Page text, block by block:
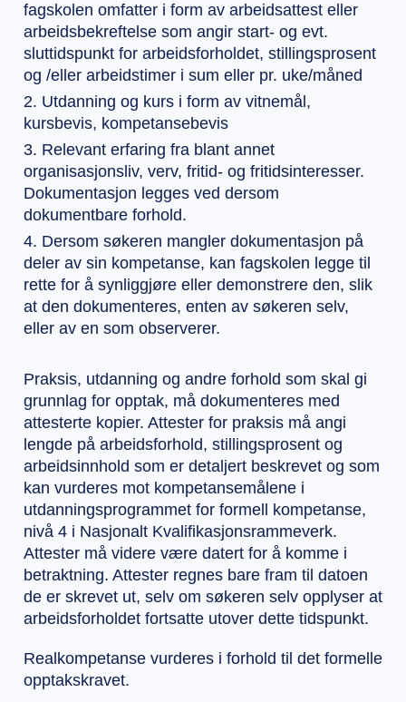
fagskolen omfatter i form av arbeidsattest eller
arbeidsbekreftelse som angir start- og evt.
sluttidspunkt for arbeidsforholdet, stillingsprosent
og /eller arbeidstimer i sum eller pr. uke/måned
Utdanning og kurs i form av vitnemål,
kursbevis, kompetansebevis
Relevant erfaring fra blant annet
organisasjonsliv, verv, fritid- og fritidsinteresser.
Dokumentasjon legges ved dersom
dokumentbare forhold.
Dersom søkeren mangler dokumentasjon på
deler av sin kompetanse, kan fagskolen legge til
rette for å synliggjøre eller demonstrere den, slik
at den dokumenteres, enten av søkeren selv,
eller av en som observerer.
Praksis, utdanning og andre forhold som skal gi
grunnlag for opptak, må dokumenteres med
attesterte kopier. Attester for praksis må angi
lengde på arbeidsforhold, stillingsprosent og
arbeidsinnhold som er detaljert beskrevet og som
kan vurderes mot kompetansemålene i
utdanningsprogrammet for formell kompetanse,
nivå 4 i Nasjonalt Kvalifikasjonsrammeverk.
Attester må videre være datert for å komme i
betraktning. Attester regnes bare fram til datoen
de er skrevet ut, selv om søkeren selv opplyser at
arbeidsforholdet fortsatte utover dette tidspunkt.
Realkompetanse vurderes i forhold til det formelle
opptakskravet.